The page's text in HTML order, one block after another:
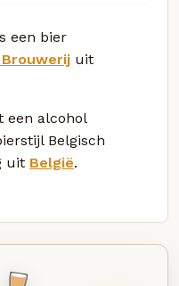
een bier
uit
een alcohol
Belgisch
uit België.